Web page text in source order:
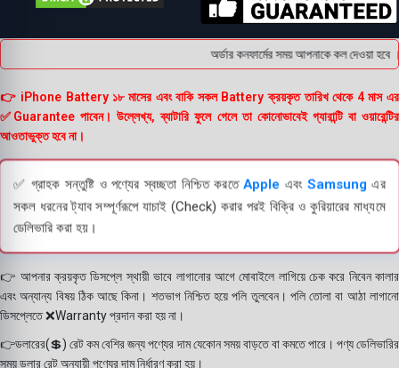
অর্ডার কনফার্মের সময় আপনাকে কল দেওয়া
👉 iPhone Battery ১৮ মাসের এবং বাকি সকল Battery ক্রয়কৃত তারিখ থেকে 4 মাস এর
✅Guarantee পাবেন। উল্লেখ্য, ব্যাটারি ফুলে গেলে তা কোনোভাবেই গ্যারান্টি বা ওয়ারেন্টির
আওতাভুক্ত হবে না।
✅ গ্রাহক সন্তুষ্টি ও পণ্যের স্বচ্ছতা নিশ্চিত করতেApple এবংSamsung এর
সকল ধরনের ট্যাব সম্পূর্ণরূপে যাচাই (Check) করার পরই বিক্রি ও কুরিয়ারের মাধ্যমে
ডেলিভারি করা হয়।
👉 আপনার ক্রয়কৃত ডিসপ্লে স্থায়ী ভাবে লাগানোর আগে মোবাইলে লাগিয়ে চেক করে নিবেন কালার
এবং অন্যান্য বিষয় ঠিক আছে কিনা। শতভাগ নিশ্চিত হয়ে পলি তুলবেন। পলি তোলা বা আঠা লাগানো
ডিসপ্লেতে ❌Warranty প্রদান করা হয় না।
👉ডলারের(💲) রেট কম বেশির জন্য পণ্যের দাম যেকোন সময় বাড়তে বা কমতে পারে। পণ্য ডেলিভারির
সময় ডলার রেট অনুযায়ী পণ্যের দাম নির্ধারণ করা হয়।